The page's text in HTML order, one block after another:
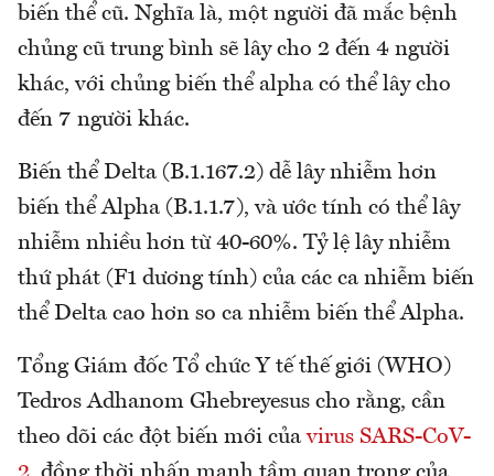
biến thể cũ. Nghĩa là, một người đã mắc bệnh
chủng cũ trung bình sẽ lây cho 2 đến 4 người
khác, với chủng biến thể alpha có thể lây cho
đến 7 người khác.
Biến thể Delta (B.1.167.2) dễ lây nhiễm hơn
biến thể Alpha (B.1.1.7), và ước tính có thể lây
nhiễm nhiều hơn từ 40-60%. Tỷ lệ lây nhiễm
thứ phát (F1 dương tính) của các ca nhiễm biến
thể Delta cao hơn so ca nhiễm biến thể Alpha.
Tổng Giám đốc Tổ chức Y tế thế giới (WHO)
Tedros Adhanom Ghebreyesus cho rằng, cần
theo dõi các đột biến mới củavirus SARS-CoV-